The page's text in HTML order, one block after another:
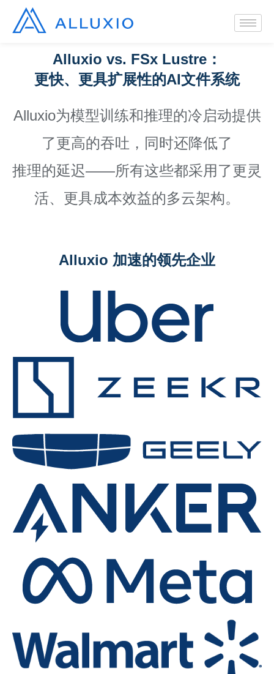
Alluxio vs. FSx Lustre：
更快、更具扩展性的AI文件系统
Alluxio为模型训练和推理的冷启动提供
了更高的吞吐，同时还降低了
推理的延迟——所有这些都采用了更灵
活、更具成本效益的多云架构。
Alluxio 加速的领先企业